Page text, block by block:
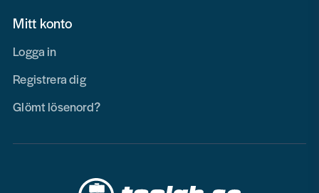
Mitt konto
Logga in
Registrera dig
Glömt lösenord?